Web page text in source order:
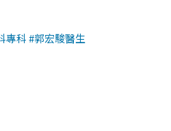
專科 #郭宏駿醫生